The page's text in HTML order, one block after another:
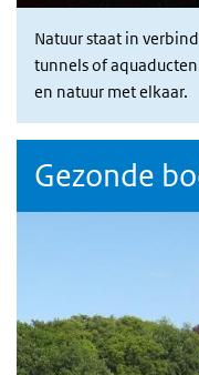
Natuur staat in
tunnels of
en natuur met elkaar.
Gezonde